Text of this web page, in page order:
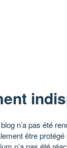
n’a pas été
être